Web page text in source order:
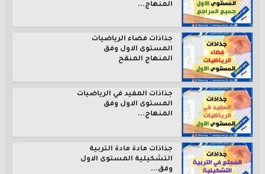
المنهاج...
جذاذات فضاء الرياضيات
المستوى الاول وفق
المنهاج المنقح
جذاذات المفيد في الرياضيات
المستوى الاول وفق
المنهاج...
جذاذات مادة مادة التربية
التشكيلية المستوى الاول
وفق...